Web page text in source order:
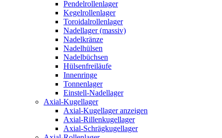
Pendelrollenlager
Kegelrollenlager
Toroidalrollenlager
Nadellager (massiv)
Nadelkränze
Nadelhülsen
Nadelbüchsen
Hülsenfreiläufe
Innenringe
Tonnenlager
Einstell-Nadellager
Axial-Kugellager
Axial-Kugellager anzeigen
Axial-Rillenkugellager
Axial-Schrägkugellager